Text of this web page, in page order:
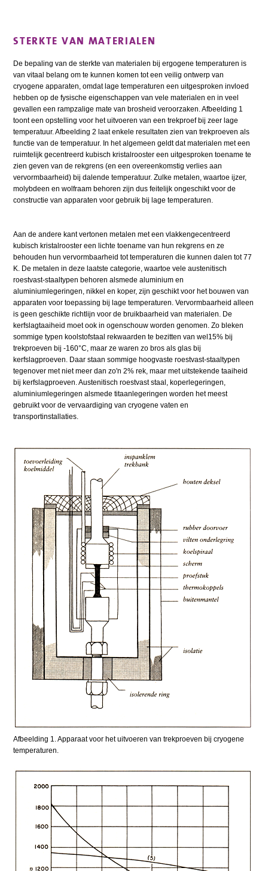
STERKTE VAN MATERIALEN
De bepaling van de sterkte van materialen bij ergogene temperaturen is
van vitaal belang om te kunnen komen tot een veilig ontwerp van
cryogene apparaten, omdat lage temperaturen een uitgesproken invloed
hebben op de fysische eigenschappen van vele materialen en in veel
gevallen een rampzalige mate van brosheid veroorzaken. Afbeelding 1
toont een opstelling voor het uitvoeren van een trekproef bij zeer lage
temperatuur. Afbeelding 2 laat enkele resultaten zien van trekproeven als
functie van de temperatuur. In het algemeen geldt dat materialen met een
ruimtelijk gecentreerd kubisch kristalrooster een uitgesproken toename te
zien geven van de rekgrens (en een overeenkomstig verlies aan
vervormbaarheid) bij dalende temperatuur. Zulke metalen, waartoe ijzer,
molybdeen en wolfraam behoren zijn dus feitelijk ongeschikt voor de
constructie van apparaten voor gebruik bij lage temperaturen.
Aan de andere kant vertonen metalen met een vlakkengecentreerd
kubisch kristalrooster een lichte toename van hun rekgrens en ze
behouden hun vervormbaarheid tot temperaturen die kunnen dalen tot 77
K. De metalen in deze laatste categorie, waartoe vele austenitisch
roestvast-staaltypen behoren alsmede aluminium en
aluminiumlegeringen, nikkel en koper, zijn geschikt voor het bouwen van
apparaten voor toepassing bij lage temperaturen. Vervormbaarheid alleen
is geen geschikte richtlijn voor de bruikbaarheid van materialen. De
kerfslagtaaiheid moet ook in ogenschouw worden genomen. Zo bleken
sommige typen koolstofstaal rekwaarden te bezitten van wel15% bij
trekproeven bij -160°C, maar ze waren zo bros als glas bij
kerfslagproeven. Daar staan sommige hoogvaste roestvast-staaltypen
tegenover met niet meer dan zo'n 2% rek, maar met uitstekende taaiheid
bij kerfslagproeven. Austenitisch roestvast staal, koperlegeringen,
aluminiumlegeringen alsmede titaanlegeringen worden het meest
gebruikt voor de vervaardiging van cryogene vaten en
transportinstallaties.
Afbeelding 1. Apparaat voor het uitvoeren van trekproeven bij cryogene
temperaturen.